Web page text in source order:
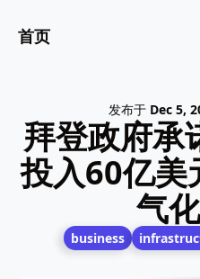
首页
发布于 Dec 5,
拜登政府承
投入60亿美
气
business